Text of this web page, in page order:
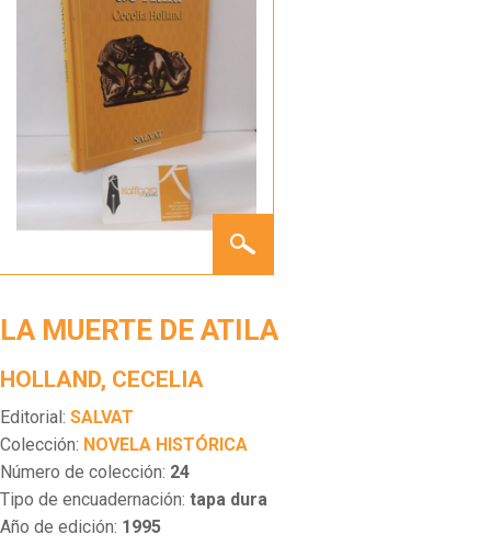
MUERTE
LA MUERTE DE ATILA
HOLLAND, CECELIA
Editorial: SALVAT
Colección: NOVELA HISTÓRICA
Número de colección: 24
Tipo de encuadernación: tapa dura
Año de edición: 1995